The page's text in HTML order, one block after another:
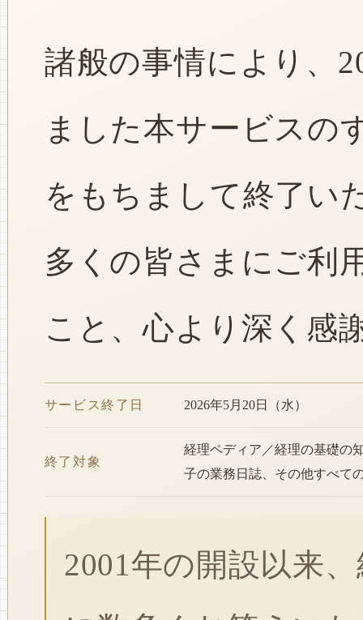
諸般の事情により、
ました本サービスの
をもちまして終了い
多くの皆さまにご利
こと、心より深く感
サービス終了日 2026年5月20日（水）
終了対象
経理ペディア／経理の基礎の
子の業務日誌、その他すべて
2001年の開設以来